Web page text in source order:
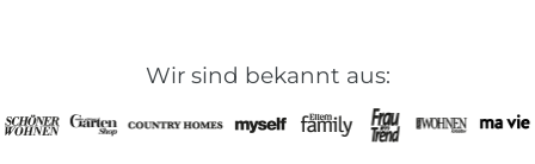
Wir sind bekannt aus: